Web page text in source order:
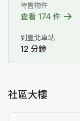
待售物件
查看 174 件
到臺北車站
12 分鐘
社區大樓